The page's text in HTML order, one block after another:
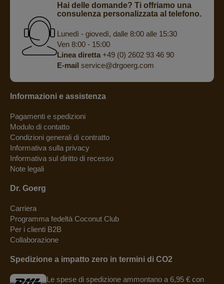
Hai delle domande? Ti offriamo una
consulenza personalizzata al telefono.
Lunedì - giovedì, dalle 8:00 alle 15:30
Ven 8:00 - 15:00
Linea diretta+49 (0) 2602 93 46 90
E-mail service@drgoerg.com
Informazioni e assistenza
Pagamenti e spedizioni
Modulo di contatto
Condizioni generali di contratto
Informativa sulla privacy
Informativa sul diritto di recesso
Note legali
Dr. Goerg
Carriera
Programma fedeltà Coconut Club
Per i clienti B2B
Collaborazione
Spedizione a impatto zero in termini di CO2
Le spese di spedizione ammontano a 6,95 € con